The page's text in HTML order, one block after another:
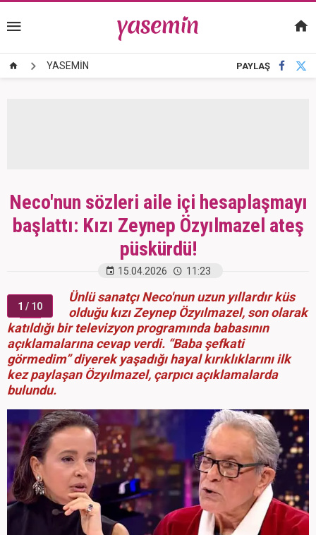
YASEMİN PAYLAŞ
Neco'nun sözleri aile içi hesaplaşmayı
başlattı: Kızı Zeynep Özyılmazel ateş
püskürdü!
15.04.2026 11:23
1 / 10
Ünlü sanatçı Neco'nun uzun yıllardır küs
olduğu kızı Zeynep Özyılmazel, son olarak
katıldığı bir televizyon programında babasının
açıklamalarına cevap verdi. “Baba şefkati
görmedim” diyerek yaşadığı hayal kırıklıklarını ilk
kez paylaşan Özyılmazel, çarpıcı açıklamalarda
bulundu.